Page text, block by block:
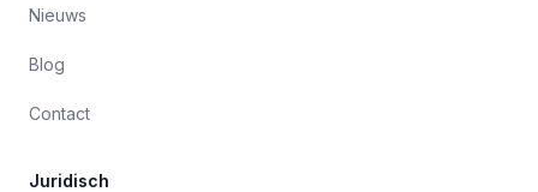
Nieuws
Blog
Contact
Juridisch